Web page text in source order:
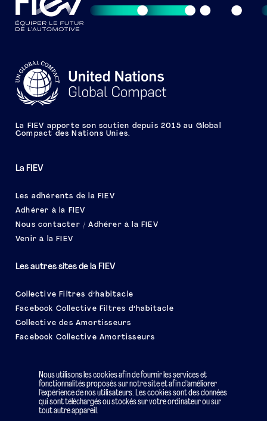
La FIEV
Les adhérents de la FIEV
Adhérer à la FIEV
Nous contacter / Adhérer à la FIEV
Venir à la FIEV
Les autres sites de la FIEV
Collective Filtres d’habitacle
Facebook Collective Filtres d’habitacle
Collective des Amortisseurs
Facebook Collective Amortisseurs
La FIEV apporte son soutien depuis 2015 au Global
Compact des Nations Unies.
Nous utilisons les cookies afin de fournir les services et
fonctionnalités proposés sur notre site et afin d’améliorer
l’expérience de nos utilisateurs. Les cookies sont des données
qui sont téléchargés ou stockés sur votre ordinateur ou sur
tout autre appareil.